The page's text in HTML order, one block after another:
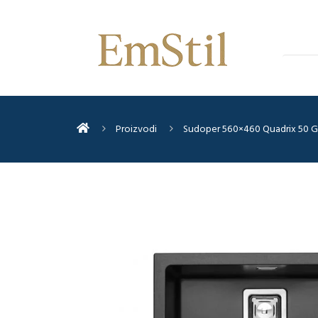
Proizvodi Sudoper 560×460 Quadrix 50